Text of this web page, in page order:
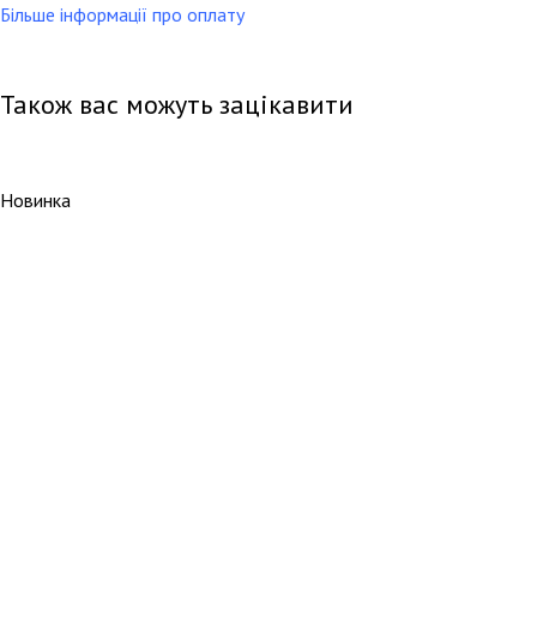
Більше інформації про оплату
Також вас можуть зацікавити
Новинка